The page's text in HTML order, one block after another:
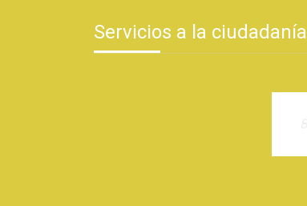
Servicios a la ciudadanía